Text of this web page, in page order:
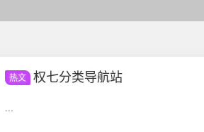
热文 权七分类导航站
...